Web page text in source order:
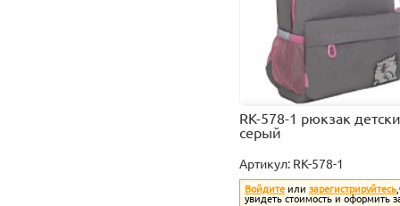
RK-578-1 рюкзак
серый
Артикул: RK-578-1
Войдите или зарегистрируйтесь
увидеть стоимость и оформить